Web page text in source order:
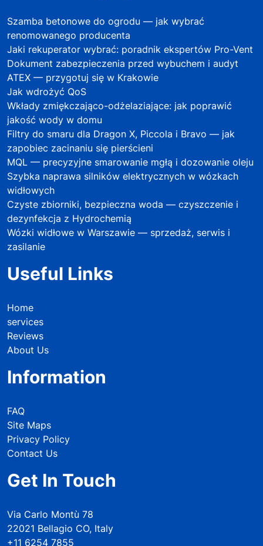
Szamba betonowe do ogrodu — jak wybrać
renomowanego producenta
Jaki rekuperator wybrać: poradnik ekspertów Pro-Vent
Dokument zabezpieczenia przed wybuchem i audyt
ATEX — przygotuj się w Krakowie
Jak wdrożyć QoS
Wkłady zmiękczająco-odżelaziające: jak poprawić
jakość wody w domu
Filtry do smaru dla Dragon X, Piccola i Bravo — jak
zapobiec zacinaniu się pierścieni
MQL — precyzyjne smarowanie mgłą i dozowanie oleju
Szybka naprawa silników elektrycznych w wózkach
widłowych
Czyste zbiorniki, bezpieczna woda — czyszczenie i
dezynfekcja z Hydrochemią
Wózki widłowe w Warszawie — sprzedaż, serwis i
zasilanie
Useful Links
Home
services
Reviews
About Us
Information
FAQ
Site Maps
Privacy Policy
Contact Us
Get In Touch
Via Carlo Montù 78
22021 Bellagio CO, Italy
+11 6254 7855